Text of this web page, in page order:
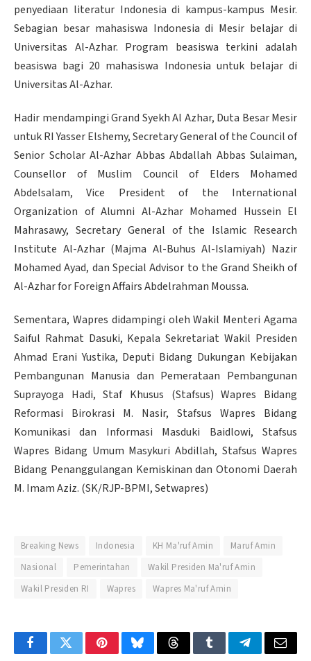
penyediaan literatur Indonesia di kampus-kampus Mesir.
Sebagian besar mahasiswa Indonesia di Mesir belajar di
Universitas Al-Azhar. Program beasiswa terkini adalah
beasiswa bagi 20 mahasiswa Indonesia untuk belajar di
Universitas Al-Azhar.
Hadir mendampingi Grand Syekh Al Azhar, Duta Besar Mesir
untuk RI Yasser Elshemy, Secretary General of the Council of
Senior Scholar Al-Azhar Abbas Abdallah Abbas Sulaiman,
Counsellor of Muslim Council of Elders Mohamed
Abdelsalam, Vice President of the International
Organization of Alumni Al-Azhar Mohamed Hussein El
Mahrasawy, Secretary General of the Islamic Research
Institute Al-Azhar (Majma Al-Buhus Al-Islamiyah) Nazir
Mohamed Ayad, dan Special Advisor to the Grand Sheikh of
Al-Azhar for Foreign Affairs Abdelrahman Moussa.
Sementara, Wapres didampingi oleh Wakil Menteri Agama
Saiful Rahmat Dasuki, Kepala Sekretariat Wakil Presiden
Ahmad Erani Yustika, Deputi Bidang Dukungan Kebijakan
Pembangunan Manusia dan Pemerataan Pembangunan
Suprayoga Hadi, Staf Khusus (Stafsus) Wapres Bidang
Reformasi Birokrasi M. Nasir, Stafsus Wapres Bidang
Komunikasi dan Informasi Masduki Baidlowi, Stafsus
Wapres Bidang Umum Masykuri Abdillah, Stafsus Wapres
Bidang Penanggulangan Kemiskinan dan Otonomi Daerah
M. Imam Aziz. (SK/RJP-BPMI, Setwapres)
Breaking News Indonesia KH Ma'ruf Amin
Maruf Amin
Nasional
Pemerintahan
Wakil Presiden Ma'ruf Amin
Wakil Presiden RI
Wapres Wapres Ma'ruf Amin
FacebookTwitterPinterestBlueskyThreadsTumblrTelegramEmail